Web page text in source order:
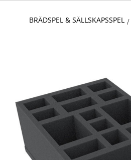
BRÄDSPEL & SÄLLSKAPSSPEL